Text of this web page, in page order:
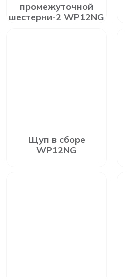
промежуточной
шестерни-2 WP12NG
Щуп в сборе
WP12NG